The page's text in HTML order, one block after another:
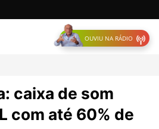
OUVIU NA RÁDIO
caixa de som
com até 60% de